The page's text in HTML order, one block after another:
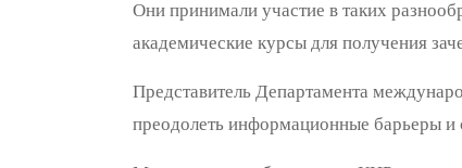
Они принимали участие в таких
академические курсы для получения
Представитель Департамента
преодолеть информационные барьеры и